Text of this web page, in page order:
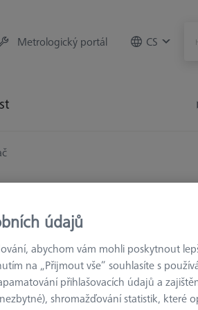
Metrologický portál CS
Lze s nimi také dobře měřit úzké
na součásti.
se také většinou používají pro
údajů
abychom vám mohli poskytnout
na „Přijmout vše“ souhlasíte s
přihlašovacích údajů a
shromažďování statistik, které